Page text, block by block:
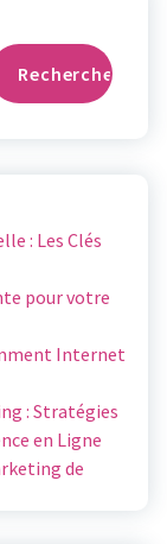
Rechercher
: Les Clés
pour votre
Internet
: Stratégies
en Ligne
de